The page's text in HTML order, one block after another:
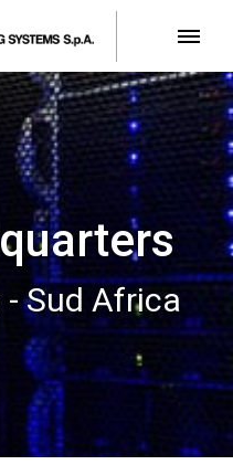
Sud Africa